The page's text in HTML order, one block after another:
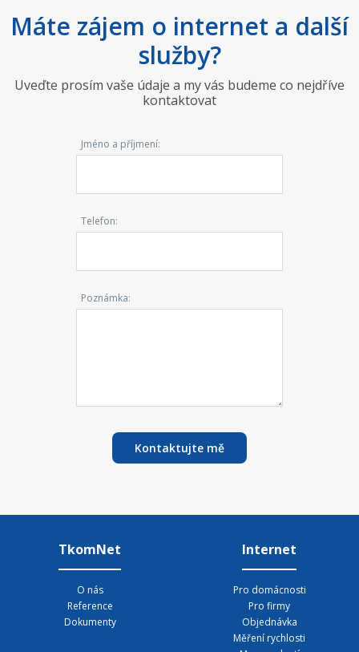
Máte zájem o internet a další
služby?
Uveďte prosím vaše údaje a my vás budeme co nejdříve
kontaktovat
Jméno a příjmení:
Telefon:
Poznámka:
Kontaktujte mě
TkomNet
O nás
Reference
Dokumenty
Internet
Pro domácnosti
Pro firmy
Objednávka
Měření rychlosti